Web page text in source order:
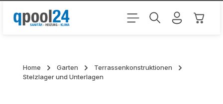
Zum Hauptinhalt springen
Home Garten
Terrassenkonstruktionen
Stelzlager und Unterlagen